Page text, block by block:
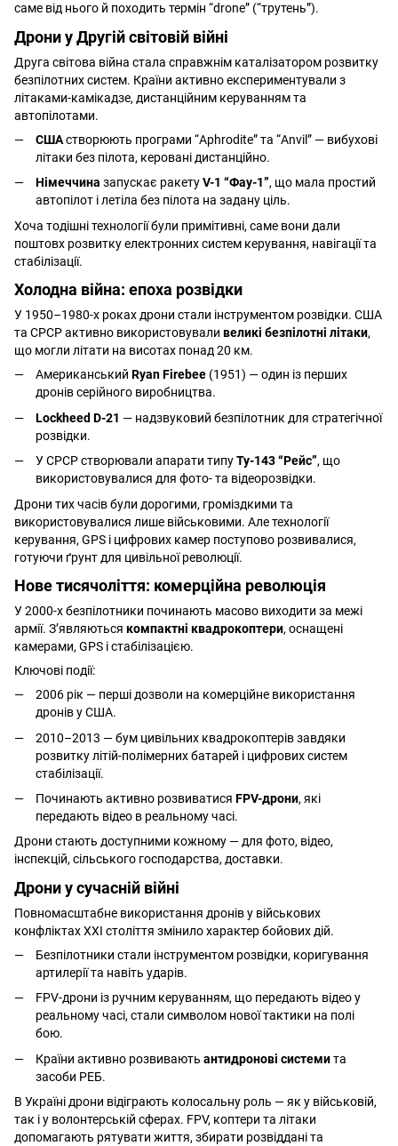
саме від нього й походить термін “drone” (“трутень”).
Дрони у Другій світовій війні
Друга світова війна стала справжнім каталізатором розвитку
безпілотних систем. Країни активно експериментували з
літаками-камікадзе, дистанційним керуванням та
автопілотами.
СШАстворюють програми “Aphrodite” та “Anvil” — вибухові
літаки без пілота, керовані дистанційно.
Німеччина запускає ракетуV-1 “Фау-1”, що мала простий
автопілот і летіла без пілота на задану ціль.
Хоча тодішні технології були примітивні, саме вони дали
поштовх розвитку електронних систем керування, навігації та
стабілізації.
Холодна війна: епоха розвідки
У 1950–1980-х роках дрони стали інструментом розвідки. США
та СРСР активно використовували великі безпілотні літаки,
що могли літати на висотах понад 20 км.
Американський Ryan Firebee (1951) — один із перших
дронів серійного виробництва.
Lockheed D-21 — надзвуковий безпілотник для стратегічної
розвідки.
У СРСР створювали апарати типуТу-143 “Рейс”, що
використовувалися для фото- та відеорозвідки.
Дрони тих часів були дорогими, громіздкими та
використовувалися лише військовими. Але технології
керування, GPS і цифрових камер поступово розвивалися,
готуючи ґрунт для цивільної революції.
Нове тисячоліття: комерційна революція
У 2000-х безпілотники починають масово виходити за межі
армії. З’являються компактні квадрокоптери, оснащені
камерами, GPS і стабілізацією.
Ключові події:
2006 рік — перші дозволи на комерційне використання
дронів у США.
2010–2013 — бум цивільних квадрокоптерів завдяки
розвитку літій-полімерних батарей і цифрових систем
стабілізації.
Починають активно розвиватися FPV-дрони, які
передають відео в реальному часі.
Дрони стають доступними кожному — для фото, відео,
інспекцій, сільського господарства, доставки.
Дрони у сучасній війні
Повномасштабне використання дронів у військових
конфліктах ХХІ століття змінило характер бойових дій.
Безпілотники стали інструментом розвідки, коригування
артилерії та навіть ударів.
FPV-дрони із ручним керуванням, що передають відео у
реальному часі, стали символом нової тактики на полі
бою.
Країни активно розвивають антидронові системита
засоби РЕБ.
В Україні дрони відіграють колосальну роль — як у військовій,
так і у волонтерській сферах. FPV, коптери та літаки
допомагають рятувати життя, збирати розвіддані та